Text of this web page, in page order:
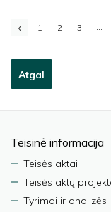
1 2 3 ...
Atgal
Teisinė informacija
Teisės aktai
Teisės aktų
Tyrimai ir analizės